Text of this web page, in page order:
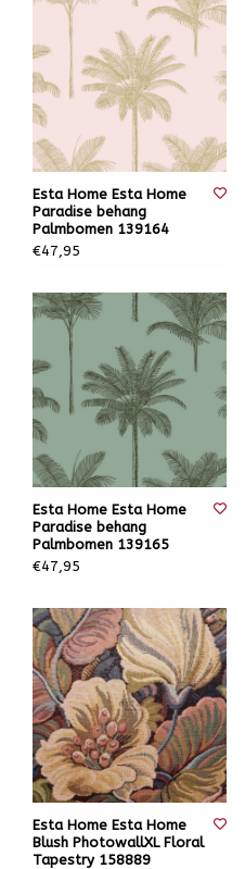
Esta Home Esta Home
Paradise behang
Palmbomen 139164
€47,95
Esta Home Esta Home
Paradise behang
Palmbomen 139165
€47,95
Esta Home Esta Home
Blush PhotowallXL Floral
Tapestry 158889